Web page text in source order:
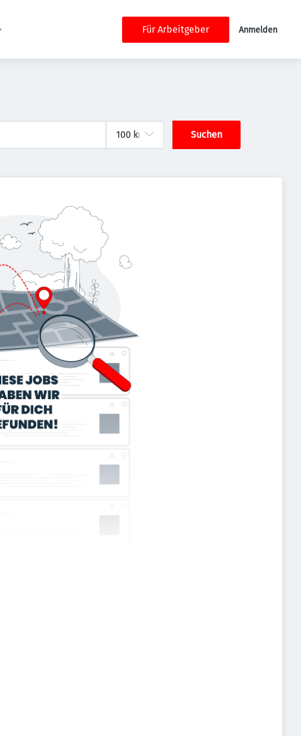
Für Arbeitgeber Anmelden
Suchen